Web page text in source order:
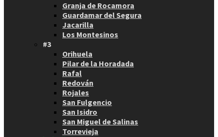
Granja de Rocamora
Guardamar del Segura
Jacarilla
Los Montesinos
#3
Orihuela
Pilar de la Horadada
Rafal
Redován
Rojales
San Fulgencio
San Isidro
San Miguel de Salinas
Torrevieja